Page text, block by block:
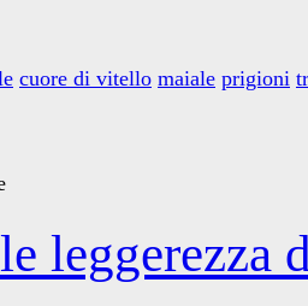
cuore di vitello maiale prigioni
leggerezza